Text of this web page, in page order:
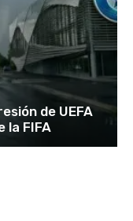
de UEFA
la FIFA